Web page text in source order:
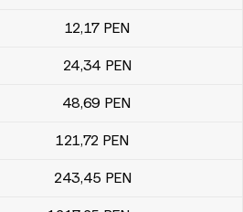
12,17 PEN
24,34 PEN
48,69 PEN
121,72 PEN
243,45 PEN